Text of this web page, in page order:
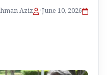
June 10, 2026
•
Aziz